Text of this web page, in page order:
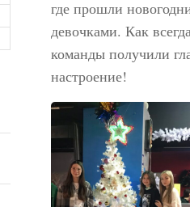
где прошли
девочками. Как
команды получили
настроение!